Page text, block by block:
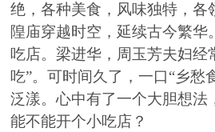
绝，各种美食，风味独特，各
隍庙穿越时空，延续古今繁华
吃店。梁进华，周玉芳夫妇经
吃”。可时间久了，一口“乡愁
泛漾。心中有了一个大胆想法
能不能开个小吃店 ？